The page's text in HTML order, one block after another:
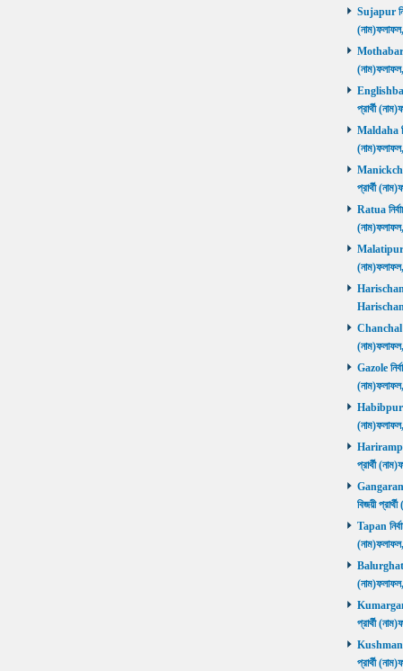
Sujapur
Mothabari
প্রার্থী
Maldaha
প্রার্থী
Ratua
Malatipur
Chanchal
Gazole
Habibpur
প্রার্থী
বিজয়ী
Tapan
Balurghat
Kumarganj
প্রার্থী
প্রার্থী